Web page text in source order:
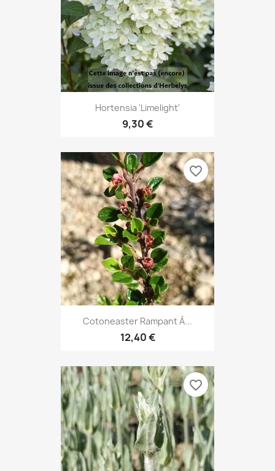
Hortensia 'Limelight'
9,30 €
Cotoneaster Rampant À...
12,40 €
favorite_border
favorite_border